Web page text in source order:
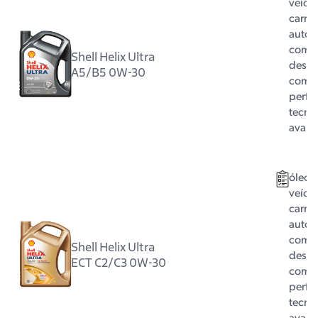
Shell Helix Ultra
A5/B5 0W-30
carro
com
com
Shell Helix Ultra
ECT C2/C3 0W-30
óleo
carro
com
com